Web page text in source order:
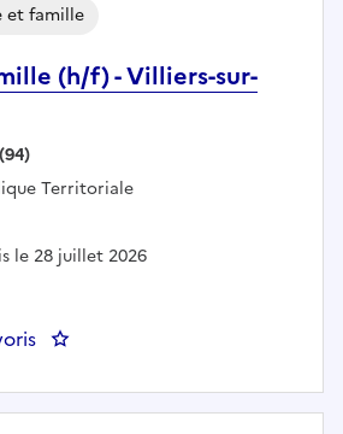
(h/f) - Villiers-sur-
et famille
(94)
:Territoriale
le 28 juillet 2026
: Référent famille (h/f) - Villiers-